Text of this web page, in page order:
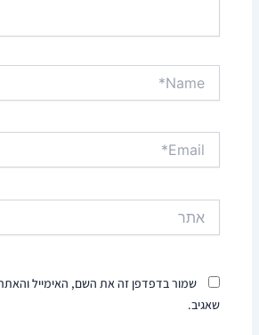
שמור בדפדפן זה את השם, האימייל
שאגיב.